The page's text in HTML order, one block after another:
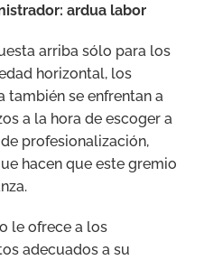
ardua labor
arriba sólo para los
horizontal, los
también se enfrentan a
a la hora de escoger a
profesionalización,
hacen que este gremio
le ofrece a los
adecuados a su